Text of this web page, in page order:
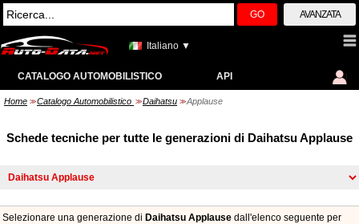
GO AVANZATA
Italiano ▼
CATALOGO AUTOMOBILISTICO API
Home >> Catalogo Automobilistico >> Daihatsu >> Applause
Schede tecniche per tutte le generazioni di Daihatsu Applause
Selezionare una generazione di Daihatsu Applause dall'elenco seguente per